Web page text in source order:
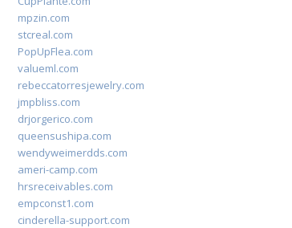
mpzin.com
stcreal.com
PopUpFlea.com
valueml.com
rebeccatorresjewelry.com
jmpbliss.com
drjorgerico.com
queensushipa.com
wendyweimerdds.com
ameri-camp.com
hrsreceivables.com
empconst1.com
cinderella-support.com